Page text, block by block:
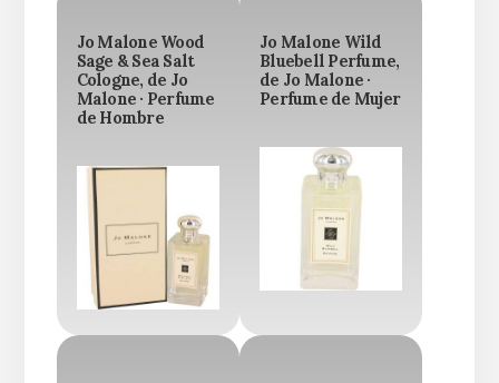
Jo Malone Wood
Sage & Sea Salt
Cologne, de Jo
Malone · Perfume
de Hombre
Jo Malone Wild
Bluebell Perfume,
de Jo Malone ·
Perfume de Mujer